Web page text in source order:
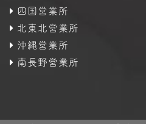
四国営業所
北東北営業所
沖縄営業所
南長野営業所